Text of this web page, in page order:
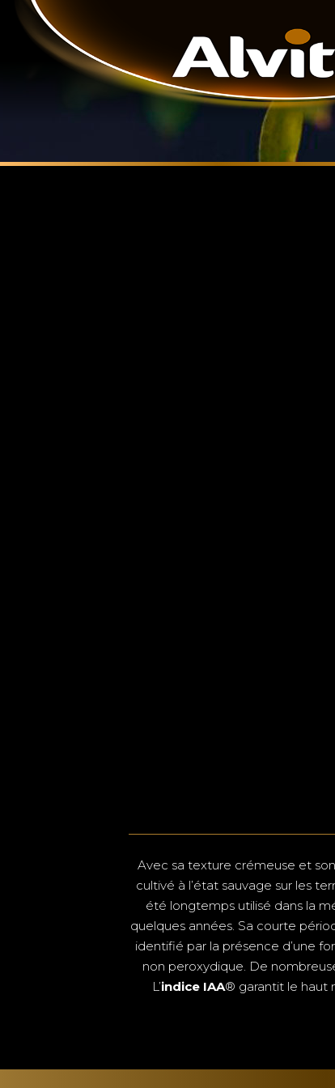
Avec sa texture crémeuse et
cultivé à l’état sauvage sur les
été longtemps utilisé dans la
quelques années. Sa courte
identifié par la présence d’une
non peroxydique. De
L’indice IAA® garantit le haut